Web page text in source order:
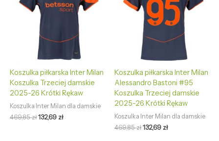
Koszulka piłkarska Inter Milan
Koszulka Trzeciej damskie
2025-26 Krótki Rękaw
Koszulka Inter Milan dla damskie
469,85zł132,69 zł
Koszulka piłkarska Inter Milan
Alessandro Bastoni #95
Koszulka Trzeciej damskie
2025-26 Krótki Rękaw
Koszulka Inter Milan dla damskie
469,85zł132,69 zł